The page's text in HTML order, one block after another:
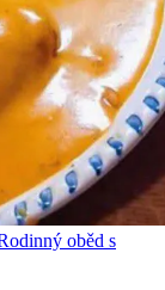
oběd s